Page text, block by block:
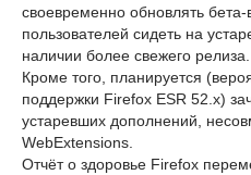
своевременно обновлять
пользователей сидеть на
наличии более свежего релиза.
Кроме того, планируется
поддержки Firefox ESR 52.x)
устаревших дополнений,
WebExtensions.
Отчёт о здоровье Firefox